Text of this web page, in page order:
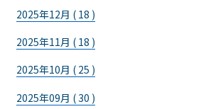
2025年12月 ( 18 )
2025年11月 ( 18 )
2025年10月 ( 25 )
2025年09月 ( 30 )